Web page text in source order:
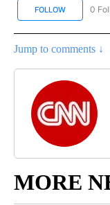
FOLLOW FOLLOW
0
Jump to comments ↓
MORE